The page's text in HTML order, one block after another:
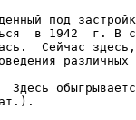
под
в 1942  г. В
Сейчас
Здесь